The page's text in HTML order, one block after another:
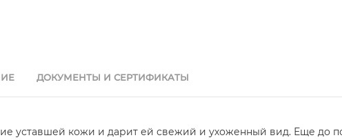
ДОКУМЕНТЫ И СЕРТИФИКАТЫ
уставшей кожи и дарит ей свежий и ухоженный вид. Еще до